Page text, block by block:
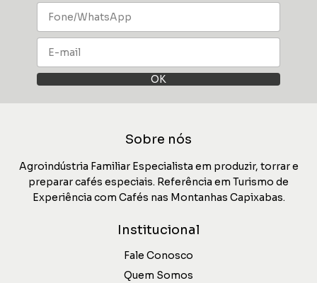
Sobre nós
Agroindústria Familiar Especialista em produzir, torrar e
preparar cafés especiais. Referência em Turismo de
Experiência com Cafés nas Montanhas Capixabas.
Institucional
Fale Conosco
Quem Somos